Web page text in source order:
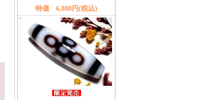
特価 6,888円(税込)